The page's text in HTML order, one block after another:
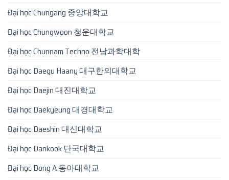
Đại học Chungang 중앙대학교
Đại học Chungwoon 청운대학교
Đại học Chunnam Techno 전남과학대학
Đại học Daegu Haany 대구한의대학교
Đại học Daejin 대진대학교
Đại học Daekyeung 대경대학교
Đại học Daeshin 대신대학교
Đại học Dankook 단국대학교
Đại học Dong A 동아대학교